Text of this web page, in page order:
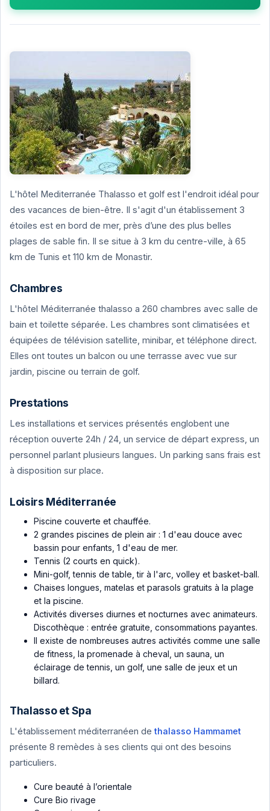
L'hôtel Mediterranée Thalasso et golf est l'endroit idéal pour
des vacances de bien-être. Il s'agit d'un établissement 3
étoiles est en bord de mer, près d’une des plus belles
plages de sable fin. Il se situe à 3 km du centre-ville, à 65
km de Tunis et 110 km de Monastir.
Chambres
L'hôtel Méditerranée thalasso a 260 chambres avec salle de
bain et toilette séparée. Les chambres sont climatisées et
équipées de télévision satellite, minibar, et téléphone direct.
Elles ont toutes un balcon ou une terrasse avec vue sur
jardin, piscine ou terrain de golf.
Prestations
Les installations et services présentés englobent une
réception ouverte 24h / 24, un service de départ express, un
personnel parlant plusieurs langues. Un parking sans frais est
à disposition sur place.
Loisirs Méditerranée
Piscine couverte et chauffée.
2 grandes piscines de plein air : 1 d'eau douce avec
bassin pour enfants, 1 d'eau de mer.
Tennis (2 courts en quick).
Mini-golf, tennis de table, tir à l'arc, volley et basket-ball.
Chaises longues, matelas et parasols gratuits à la plage
et la piscine.
Activités diverses diurnes et nocturnes avec animateurs.
Discothèque : entrée gratuite, consommations payantes.
Il existe de nombreuses autres activités comme une salle
de fitness, la promenade à cheval, un sauna, un
éclairage de tennis, un golf, une salle de jeux et un
billard.
Thalasso et Spa
L'établissement méditerranéen dethalasso Hammamet
présente 8 remèdes à ses clients qui ont des besoins
particuliers.
Cure beauté à l’orientale
Cure Bio rivage